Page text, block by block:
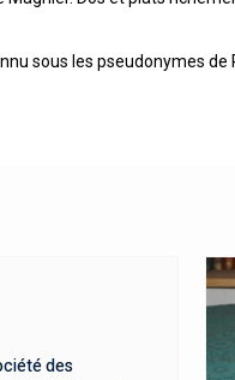
sous les pseudonymes
des